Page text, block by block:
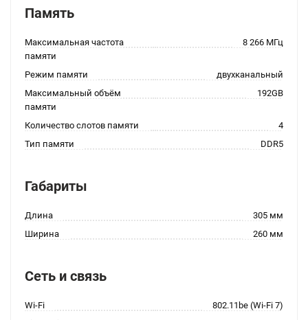
Память
Максимальная частота
памяти
8 266 МГц
Режим памяти
двухканальный
Максимальный объём
памяти
192GB
Количество слотов памяти
4
Тип памяти
DDR5
Габариты
Длина
305 мм
Ширина
260 мм
Сеть и связь
Wi-Fi
802.11be (Wi-Fi 7)